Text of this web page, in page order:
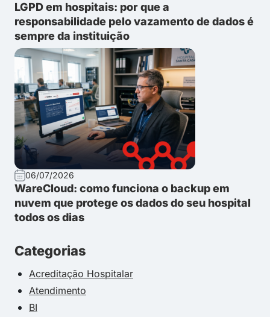
LGPD em hospitais: por que a
responsabilidade pelo vazamento de dados é
sempre da instituição
06/07/2026
WareCloud: como funciona o backup em
nuvem que protege os dados do seu hospital
todos os dias
Categorias
Acreditação Hospitalar
Atendimento
BI